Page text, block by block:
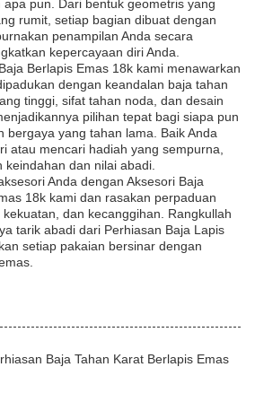
pun. Dari bentuk geometris yang
rumit, setiap bagian dibuat dengan
penampilan Anda secara
kepercayaan diri Anda.
Berlapis Emas 18k kami menawarkan
dengan keandalan baja tahan
tinggi, sifat tahan noda, dan desain
pilihan tepat bagi siapa pun
bergaya yang tahan lama. Baik Anda
atau mencari hadiah yang sempurna,
dan nilai abadi.
Anda dengan Aksesori Baja
18k kami dan rasakan perpaduan
dan kecanggihan. Rangkullah
tarik abadi dari Perhiasan Baja Lapis
setiap pakaian bersinar dengan
Baja Tahan Karat Berlapis Emas